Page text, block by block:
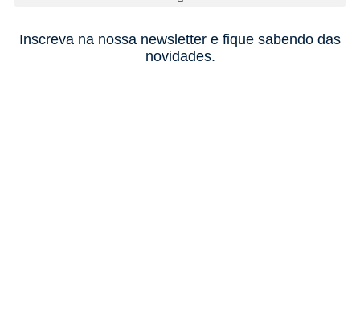
Inscreva na nossa newsletter e fique sabendo das
novidades.